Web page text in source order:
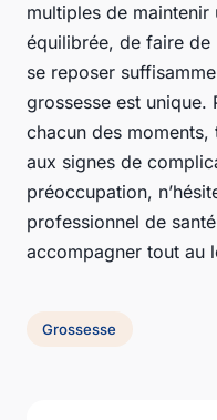
multiples de maintenir
équilibrée, de faire de
se reposer
grossesse est unique.
chacun des
aux signes de
préoccupation,
professionnel de
accompagner tout au
Grossesse